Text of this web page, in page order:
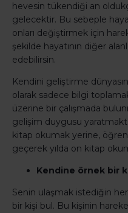
hevesin tükendiği an
gelecektir. Bu sebeple
onları değiştirmek için
şekilde hayatının diğer
edebilirsin.
Kendini geliştirme
olarak sadece bilgi
üzerine bir çalışmada
gelişim duygusu
kitap okumak yerine,
geçerek yılda on kitap
Kendine örnek bir
Senin ulaşmak istediğin
bir kişi bul. Bu kişinin